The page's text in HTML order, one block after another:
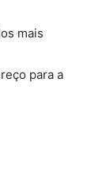
mais
para a